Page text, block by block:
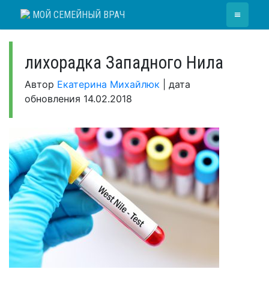
МОЙ СЕМЕЙНЫЙ ВРАЧ ≡
лихорадка Западного Нила
Автор Екатерина Михайлюк
дата
обновления 14.02.2018